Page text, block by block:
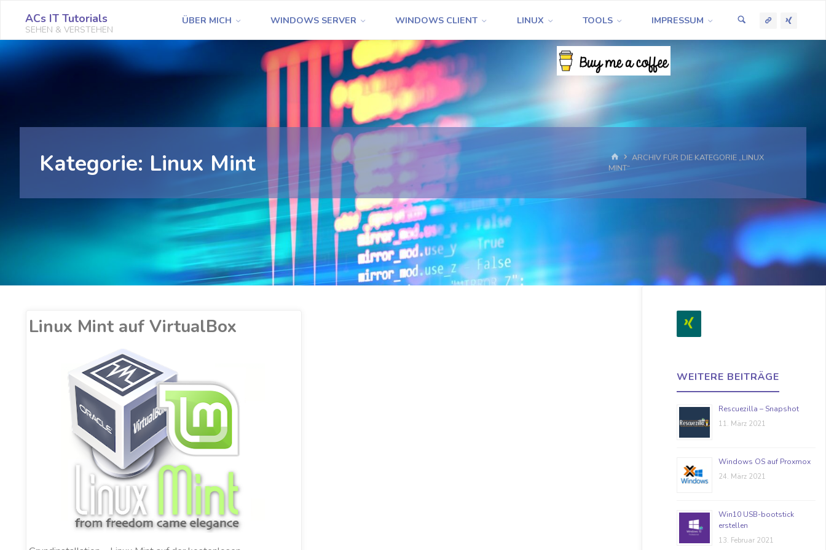
springen
ACs IT Tutorials
SEHEN & VERSTEHEN
ÜBER MICH WINDOWS SERVER WINDOWS CLIENT LINUX TOOLS IMPRESSUM
Kategorie: Linux Mint START
ARCHIV FÜR DIE KATEGORIE „LINUX
MINT“
Linux Mint auf VirtualBox
WEITERE BEITRÄGE
Rescuezilla – Snapshot
11. März 2021
Windows OS auf Proxmox
24. März 2021
Win10 USB-bootstick
erstellen
13. Februar 2021